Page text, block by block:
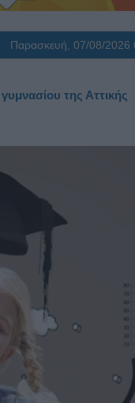
Παρασκευή, 07/08/2026
της Αττικής